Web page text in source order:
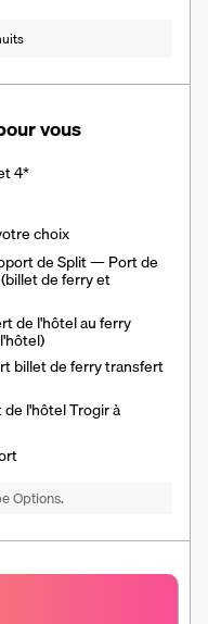
vous
4*
choix
de Split — Port de
de ferry et
de l'hôtel au ferry
billet de ferry transfert
l'hôtel Trogir à
Options.